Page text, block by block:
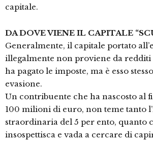
capitale.
DA DOVE VIENE IL CAPITALE
Generalmente, il capitale portato
illegalmente non proviene da
ha pagato le imposte, ma è esso
evasione.
Un contribuente che ha nascosto al
100 milioni di euro, non teme tanto
straordinaria del 5 per ento, quanto
insospettisca e vada a cercare di